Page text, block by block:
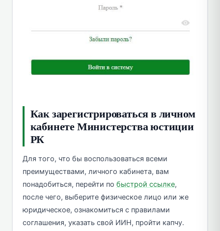
Как зарегистрироваться в личном
кабинете Министерства юстиции
РК
Для того, что бы воспользоваться всеми
преимуществами, личного кабинета, вам
понадобиться, перейти по быстрой ссылке,
после чего, выберите физическое лицо или же
юридическое, ознакомиться с правилами
соглашения, указать свой ИИН, пройти капчу.